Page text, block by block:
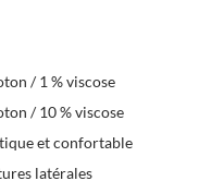
/ 1 % viscose
/ 10 % viscose
et confortable
latérales